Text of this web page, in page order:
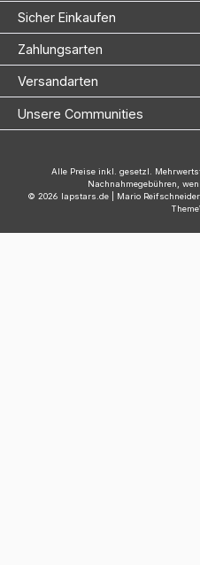
Sicher Einkaufen
Zahlungsarten
Versandarten
Unsere Communities
Alle Preise inkl. gesetzl.
Nachnahmegebühren,
© 2026 lapstars.de | Mario